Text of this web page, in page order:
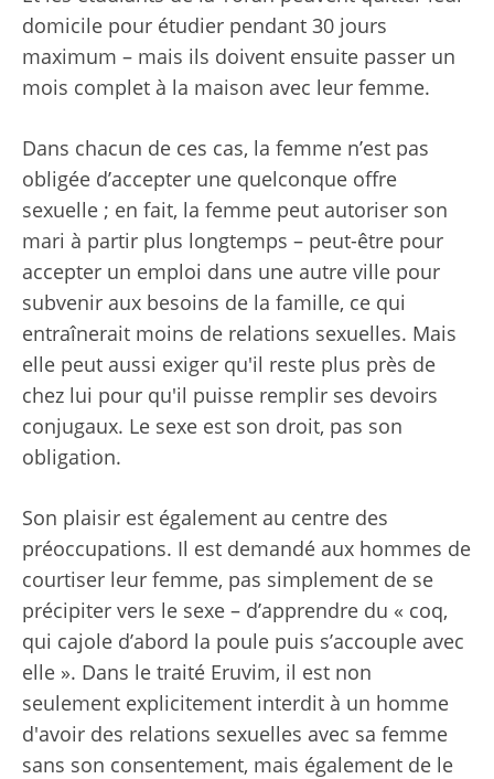
domicile pour étudier pendant 30 jours
maximum – mais ils doivent ensuite passer un
mois complet à la maison avec leur femme.
Dans chacun de ces cas, la femme n’est pas
obligée d’accepter une quelconque offre
sexuelle ; en fait, la femme peut autoriser son
mari à partir plus longtemps – peut-être pour
accepter un emploi dans une autre ville pour
subvenir aux besoins de la famille, ce qui
entraînerait moins de relations sexuelles. Mais
elle peut aussi exiger qu'il reste plus près de
chez lui pour qu'il puisse remplir ses devoirs
conjugaux. Le sexe est son droit, pas son
obligation.
Son plaisir est également au centre des
préoccupations. Il est demandé aux hommes de
courtiser leur femme, pas simplement de se
précipiter vers le sexe – d’apprendre du « coq,
qui cajole d’abord la poule puis s’accouple avec
elle ». Dans le traité Eruvim, il est non
seulement explicitement interdit à un homme
d'avoir des relations sexuelles avec sa femme
sans son consentement, mais également de le